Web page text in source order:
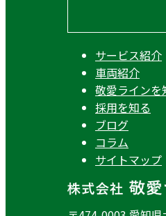
サービス紹介
車両紹介
敬愛ラインを
採用を知る
ブログ
コラム
サイトマップ